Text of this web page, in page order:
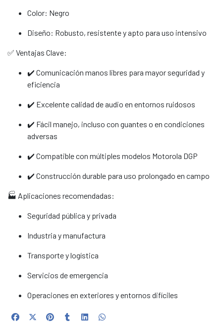
Color: Negro
Diseño: Robusto, resistente y apto para uso intensivo
✅ Ventajas Clave:
✔️ Comunicación manos libres para mayor seguridad y
eficiencia
✔️ Excelente calidad de audio en entornos ruidosos
✔️ Fácil manejo, incluso con guantes o en condiciones
adversas
✔️ Compatible con múltiples modelos Motorola DGP
✔️ Construcción durable para uso prolongado en campo
🏭 Aplicaciones recomendadas:
Seguridad pública y privada
Industria y manufactura
Transporte y logística
Servicios de emergencia
Operaciones en exteriores y entornos difíciles